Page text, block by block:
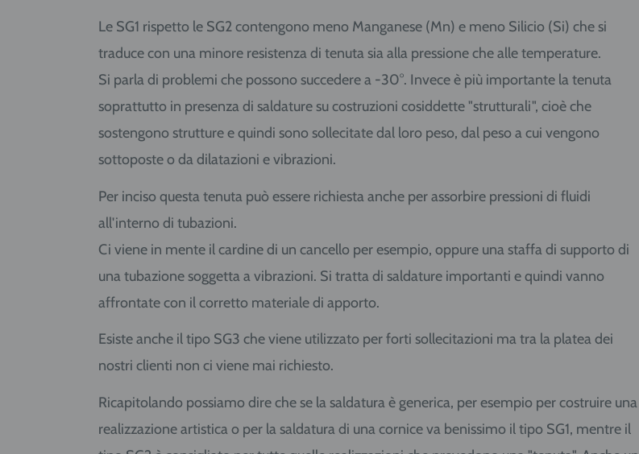
Le SG1 rispetto le SG2 contengono meno Manganese (Mn) e meno Silicio (Si) che si
traduce con una minore resistenza di tenuta sia alla pressione che alle temperature.
Si parla di problemi che possono succedere a -30°. Invece è più importante la tenuta
soprattutto in presenza di saldature su costruzioni cosiddette "strutturali", cioè che
sostengono strutture e quindi sono sollecitate dal loro peso, dal peso a cui vengono
sottoposte o da dilatazioni e vibrazioni.
Per inciso questa tenuta può essere richiesta anche per assorbire pressioni di fluidi
all'interno di tubazioni.
Ci viene in mente il cardine di un cancello per esempio, oppure una staffa di supporto di
una tubazione soggetta a vibrazioni. Si tratta di saldature importanti e quindi vanno
affrontate con il corretto materiale di apporto.
Esiste anche il tipo SG3 che viene utilizzato per forti sollecitazioni ma tra la platea dei
nostri clienti non ci viene mai richiesto.
Ricapitolando possiamo dire che se la saldatura è generica, per esempio per costruire una
realizzazione artistica o per la saldatura di una cornice va benissimo il tipo SG1, mentre il